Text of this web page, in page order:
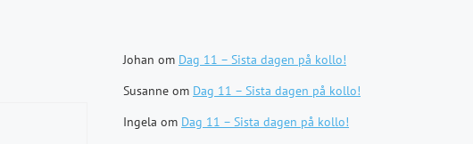
Johan om Dag 11 – Sista dagen på kollo!
Susanne om Dag 11 – Sista dagen på kollo!
Ingela om Dag 11 – Sista dagen på kollo!